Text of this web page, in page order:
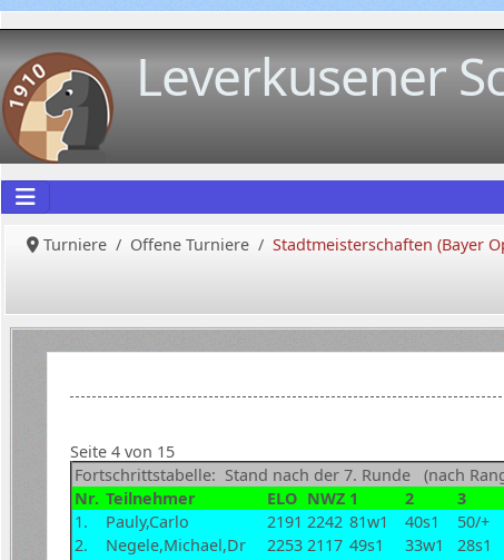
Leverkusener
Turniere Offene Turniere Stadtmeisterschaften (Bayer
Seite 4 von 15
Fortschrittstabelle: Stand nach der 7. Runde (nach
Nr. Teilnehmer ELO NWZ 1 2 3
1.
Pauly,Carlo 2191 2242 81w1 40s1 50/+
2.
Negele,Michael,Dr 2253 2117 49s1 33w1 28s1